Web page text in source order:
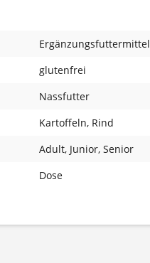
Ergänzungsfuttermittel
glutenfrei
Nassfutter
Kartoffeln, Rind
Adult, Junior, Senior
Dose